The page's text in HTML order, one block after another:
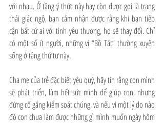
với nhau. Ở tầng ý thức này hay còn được gọi là trạng
thái giác ngộ, bạn cảm nhận được rằng khi bạn tiếp
cận bất cứ ai với tình yêu thương, họ sẽ thay đổi. Chỉ
có một số ít người, những vị “Bồ Tát” thường xuyên
sống ở tầng thứ tư này.
Cha mẹ của trẻ đặc biệt yêu quý, hãy tin rằng con mình
sẽ phát triển, làm hết sức mình để giúp con, nhưng
đừng cố gắng kiểm soát chúng, và nếu vì một lý do nào
đó con chưa làm được những gì mình muốn ngày hôm